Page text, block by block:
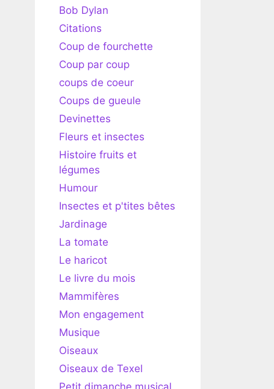
Bob Dylan
Citations
Coup de fourchette
Coup par coup
coups de coeur
Coups de gueule
Devinettes
Fleurs et insectes
Histoire fruits et
légumes
Humour
Insectes et p'tites bêtes
Jardinage
La tomate
Le haricot
Le livre du mois
Mammifères
Mon engagement
Musique
Oiseaux
Oiseaux de Texel
Petit dimanche musical